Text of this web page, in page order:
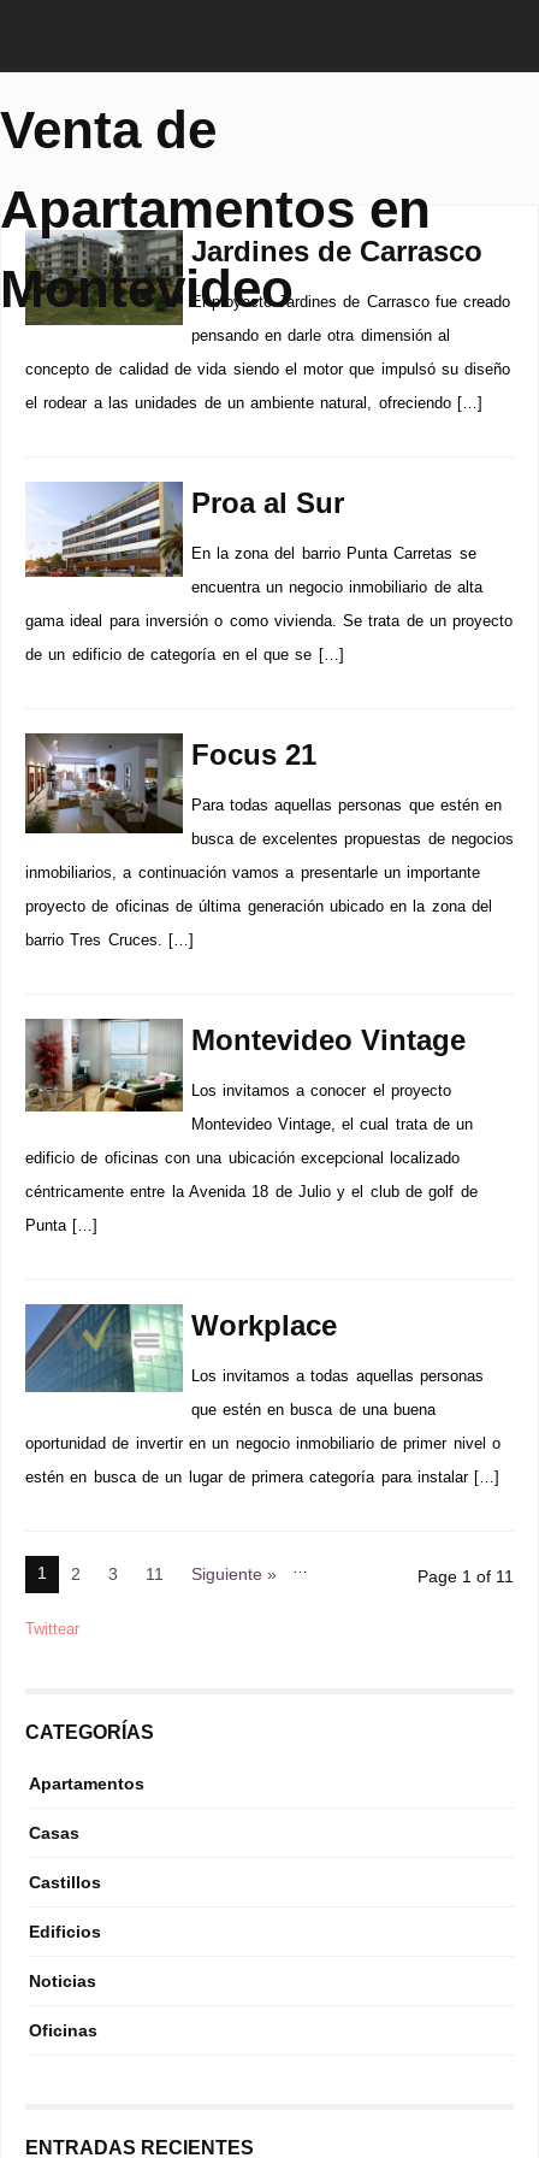
Venta de
Apartamentos en
Montevideo
Jardines de Carrasco
El proyecto Jardines de Carrasco fue creado
pensando en darle otra dimensión al
concepto de calidad de vida siendo el motor que impulsó su diseño
el rodear a las unidades de un ambiente natural, ofreciendo […]
Proa al Sur
En la zona del barrio Punta Carretas se
encuentra un negocio inmobiliario de alta
gama ideal para inversión o como vivienda. Se trata de un proyecto
de un edificio de categoría en el que se […]
Focus 21
Para todas aquellas personas que estén en
busca de excelentes propuestas de negocios
inmobiliarios, a continuación vamos a presentarle un importante
proyecto de oficinas de última generación ubicado en la zona del
barrio Tres Cruces. […]
Montevideo Vintage
Los invitamos a conocer el proyecto
Montevideo Vintage, el cual trata de un
edificio de oficinas con una ubicación excepcional localizado
céntricamente entre la Avenida 18 de Julio y el club de golf de
Punta […]
Workplace
Los invitamos a todas aquellas personas
que estén en busca de una buena
oportunidad de invertir en un negocio inmobiliario de primer nivel o
estén en busca de un lugar de primera categoría para instalar […]
1 2 3 …
11 Siguiente » Page 1 of 11
Twittear
CATEGORÍAS
Apartamentos
Casas
Castillos
Edificios
Noticias
Oficinas
ENTRADAS RECIENTES